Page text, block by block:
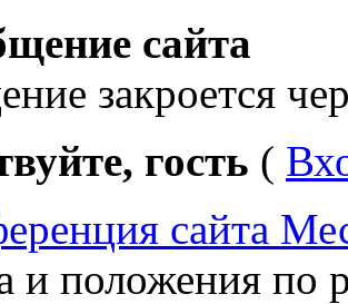
сайта
закроется
гость (
сайта
и положения по